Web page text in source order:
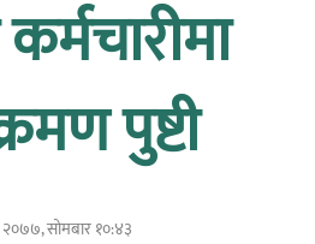
पुष्टी
२०७७, सोमबार १०:४३